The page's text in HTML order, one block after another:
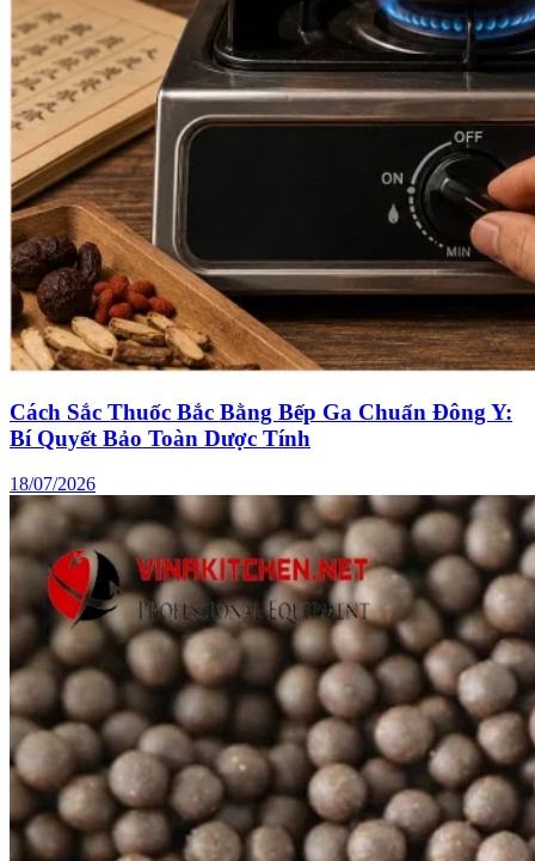
Cách Sắc Thuốc Bắc Bằng Bếp Ga Chuẩn Đông Y:
Bí Quyết Bảo Toàn Dược Tính
18/07/2026